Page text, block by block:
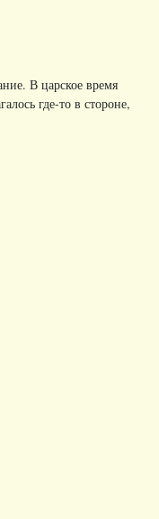
В царское время
где-то в стороне,